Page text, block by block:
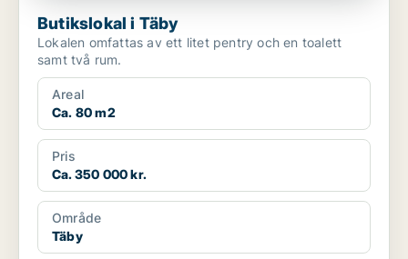
Butikslokal i Täby
Lokalen omfattas av ett litet pentry och en toalett
samt två rum.
Areal
Ca. 80 m2
Pris
Ca. 350 000 kr.
Område
Täby